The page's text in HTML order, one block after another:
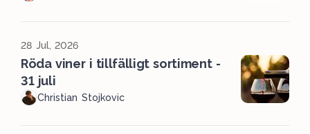
28 Jul, 2026
Röda viner i tillfälligt sortiment -
31 juli
Christian Stojkovic